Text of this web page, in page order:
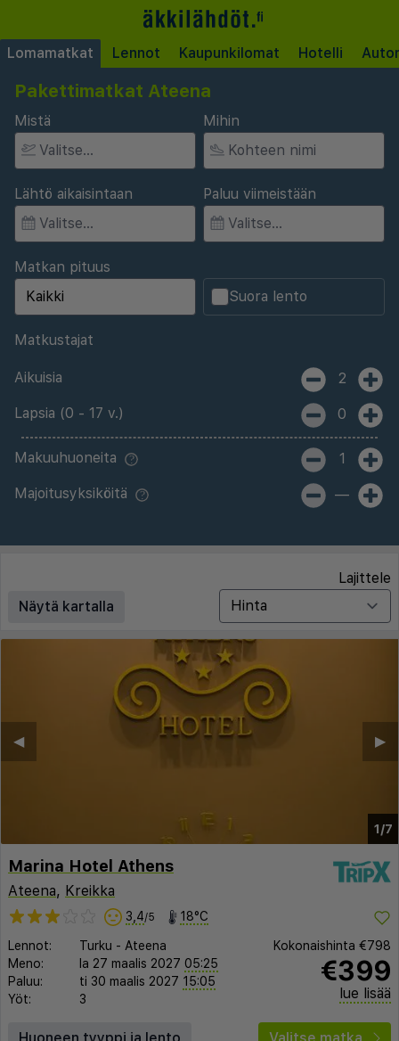
Lomamatkat Lennot Kaupunkilomat Hotelli
Pakettimatkat Ateena
Mistä Mihin
Lähtö aikaisintaan Paluu viimeistään
Matkan pituus
Suora lento
Matkustajat
Aikuisia 2
Lapsia (0 - 17 v.) 0
Makuuhuoneita 1
Majoitusyksiköitä —
Näytä kartalla
Lajittele
1/7
▶︎
◀︎
Marina Hotel Athens
Ateena, Kreikka
3,4/5 18°C
Lennot: Turku - Ateena
Meno:
la 27 maalis 2027 05:25
Paluu:
ti 30 maalis 2027 15:05
Yöt:
3
Kokonaishinta €798
€399
lue lisää